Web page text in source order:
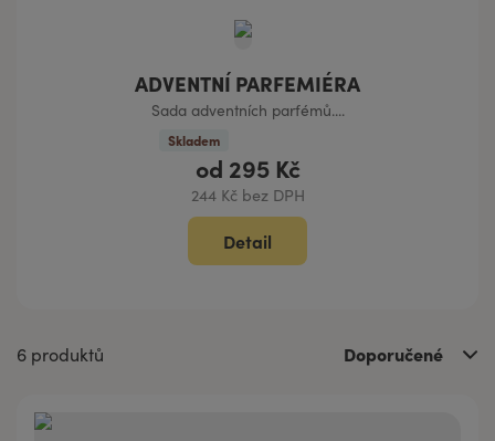
ADVENTNÍ PARFEMIÉRA
Sada adventních parfémů....
Skladem
od 295 Kč
244 Kč bez DPH
Detail
6 produktů Doporučené